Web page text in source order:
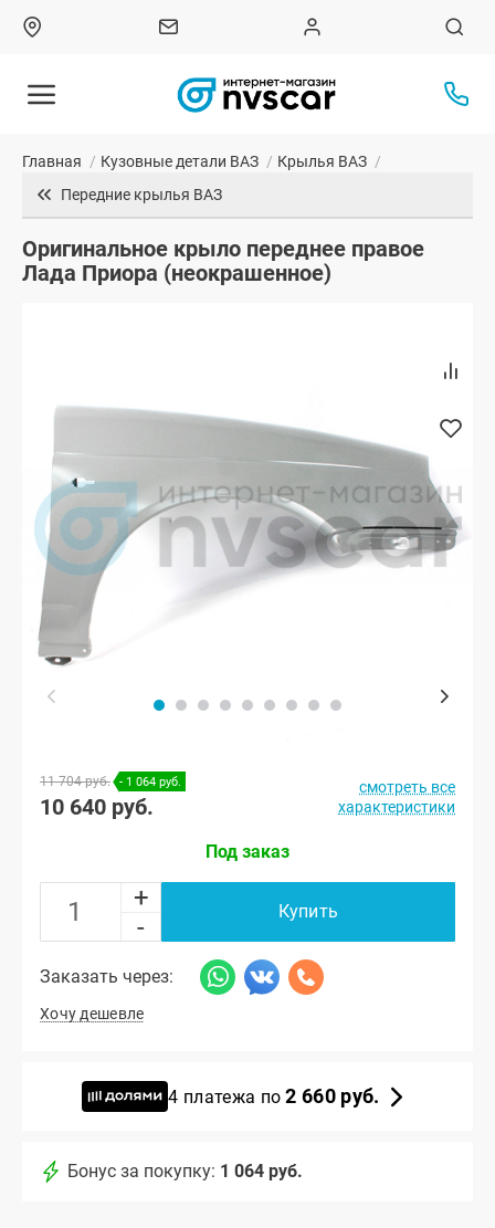
Главная / Кузовные детали ВАЗ / Крылья ВАЗ /
Передние крылья ВАЗ
Оригинальное крыло переднее правое
Лада Приора (неокрашенное)
11 704 руб. - 1 064 руб.
10 640 руб.
смотреть все
характеристики
Под заказ
+
-
Купить
Заказать через:
Хочу дешевле
4 платежа по2 660 руб.
Бонус за покупку: 1 064 руб.